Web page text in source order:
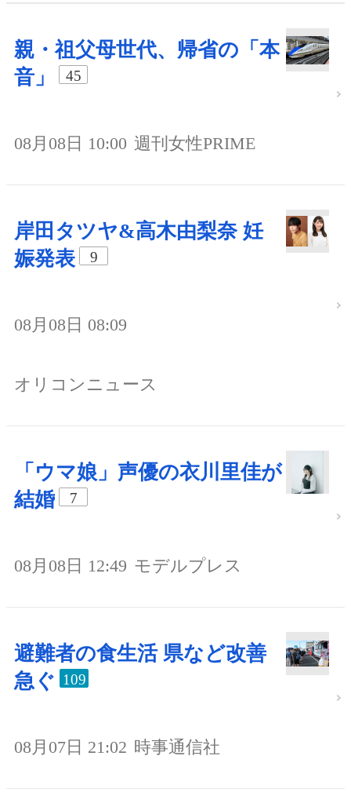
親・祖父母世代、帰省の「本
音」
45
08月08日 10:00 週刊女性PRIME
岸田タツヤ&高木由梨奈 妊
娠発表
9
08月08日 08:09
オリコンニュース
「ウマ娘」声優の衣川里佳が
結婚
7
08月08日 12:49 モデルプレス
避難者の食生活 県など改善
急ぐ 109
08月07日 21:02 時事通信社